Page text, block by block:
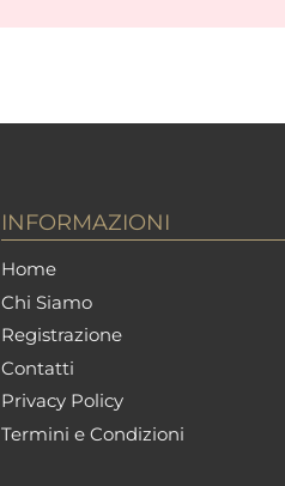
INFORMAZIONI
Home
Chi Siamo
Registrazione
Contatti
Privacy Policy
Termini e Condizioni